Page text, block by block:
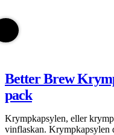
Better Brew
pack
Krympkapsylen, eller
vinflaskan. Krympkapsylen